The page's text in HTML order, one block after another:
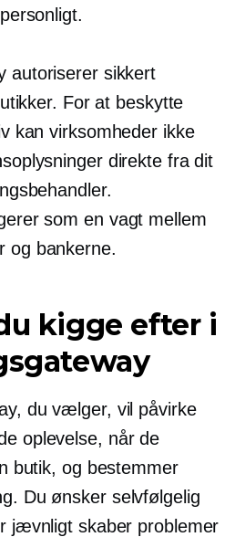
autoriserer sikkert
For at beskytte
kan virksomheder ikke
direkte fra dit
som en vagt mellem
og bankerne.
kigge efter i
du vælger, vil påvirke
oplevelse, når de
butik, og bestemmer
Du ønsker selvfølgelig
jævnligt skaber problemer